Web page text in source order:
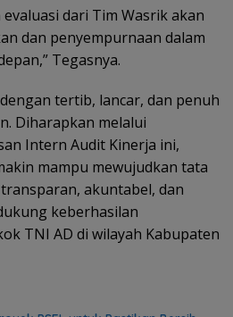
dari Tim Wasrik akan
dan penyempurnaan dalam
Tegasnya.
tertib, lancar, dan penuh
Diharapkan melalui
Intern Audit Kinerja ini,
mampu mewujudkan tata
akuntabel, dan
keberhasilan
TNI AD di wilayah Kabupaten